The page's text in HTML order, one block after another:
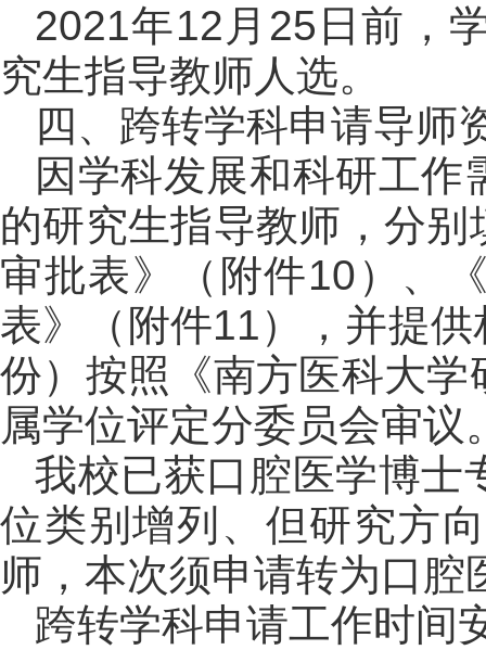
2021年12月25日前，
究生指导教师人选。
四、跨转学科申请导师
因学科发展和科研工
的研究生指导教师，分
审批表》（附件10）、
表》（附件11），并提
份）按照《南方医科大
属学位评定分委员会审议
我校已获口腔医学博士
位类别增列、但研究方
师，本次须申请转为口
跨转学科申请工作时间